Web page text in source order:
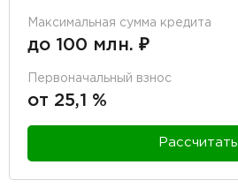
Максимальная сумма кредита
до 100 млн. ₽
Первоначальный взнос
от 25,1 %
Рассчитать